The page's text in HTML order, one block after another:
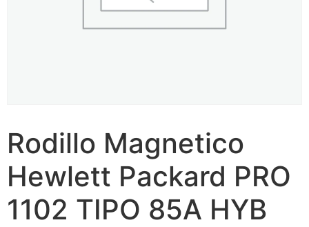
Rodillo Magnetico
Hewlett Packard PRO
1102 TIPO 85A HYB